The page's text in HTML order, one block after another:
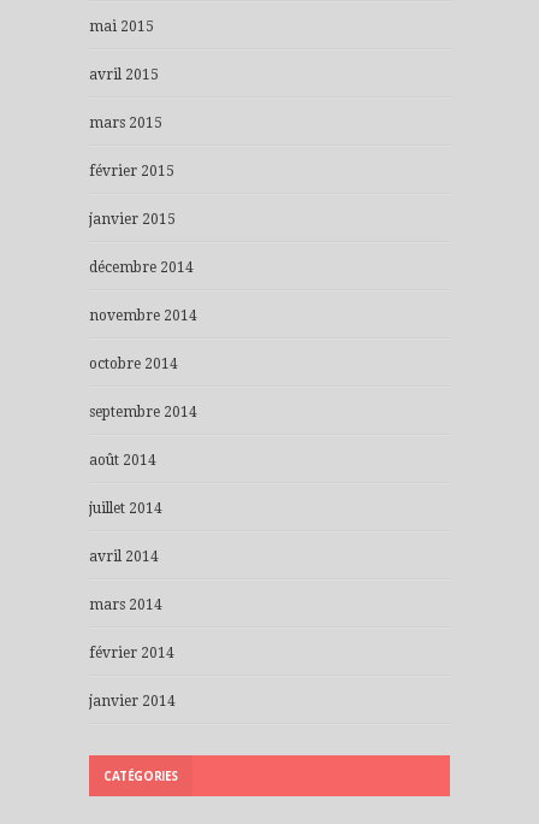
mai 2015
avril 2015
mars 2015
février 2015
janvier 2015
décembre 2014
novembre 2014
octobre 2014
septembre 2014
août 2014
juillet 2014
avril 2014
mars 2014
février 2014
janvier 2014
CATÉGORIES